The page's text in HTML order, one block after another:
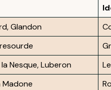
Glandon
Nesque, Luberon
Madone